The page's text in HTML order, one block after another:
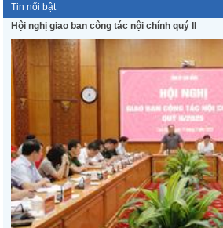
Tin nổi bật
Hội nghị giao ban công tác nội chính quý II